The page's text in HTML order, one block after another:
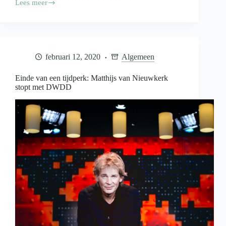
Lees meer
First
februari 12, 2020 Algemeen
Einde van een tijdperk: Matthijs van Nieuwkerk
stopt met DWDD